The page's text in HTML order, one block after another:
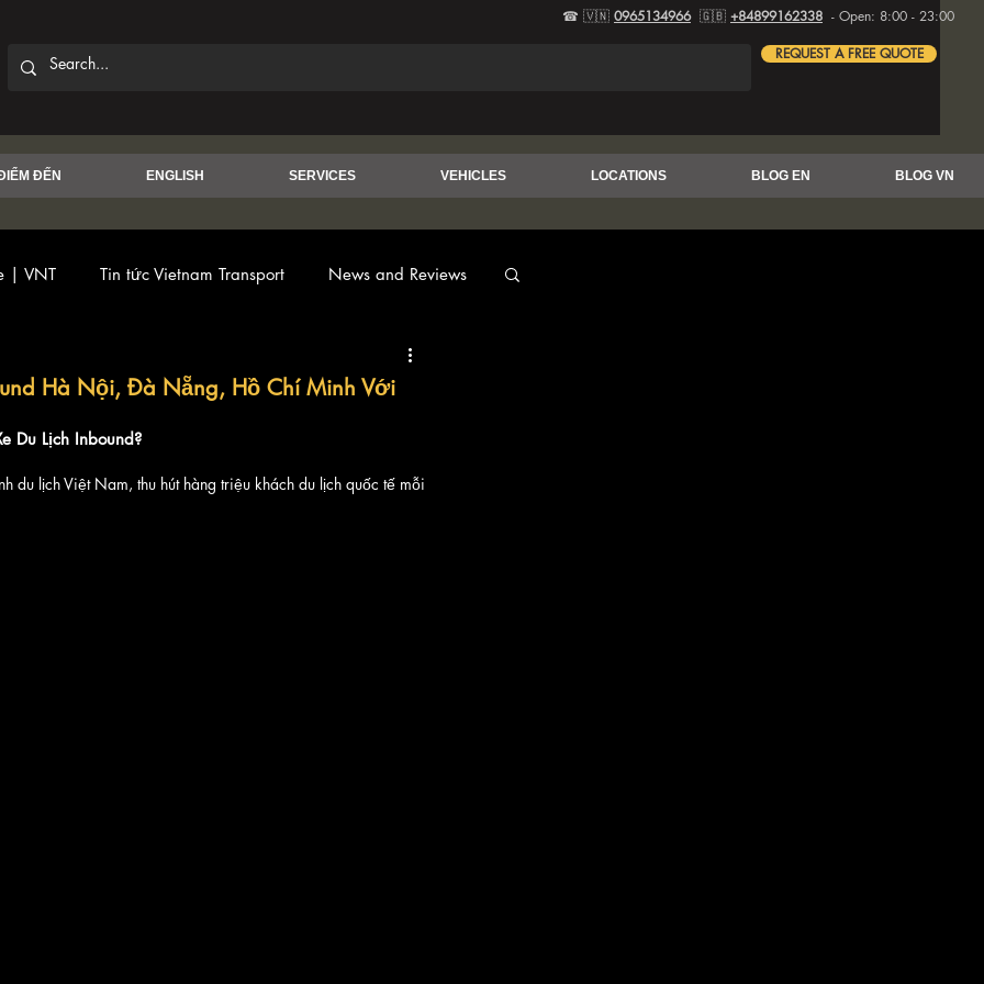
☎ 🇻🇳 0965134966🇬🇧 +84899162338 - Open: 8:00 - 23:00
REQUEST A FREE QUOTE
ĐẾN ENGLISH SERVICES VEHICLES LOCATIONS BLOG EN BLOG VN
| VNT Tin tức Vietnam Transport News and Reviews
Hà Nội, Đà Nẵng, Hồ Chí Minh Với
Du Lịch Inbound?
du lịch Việt Nam, thu hút hàng triệu khách du lịch quốc tế mỗi